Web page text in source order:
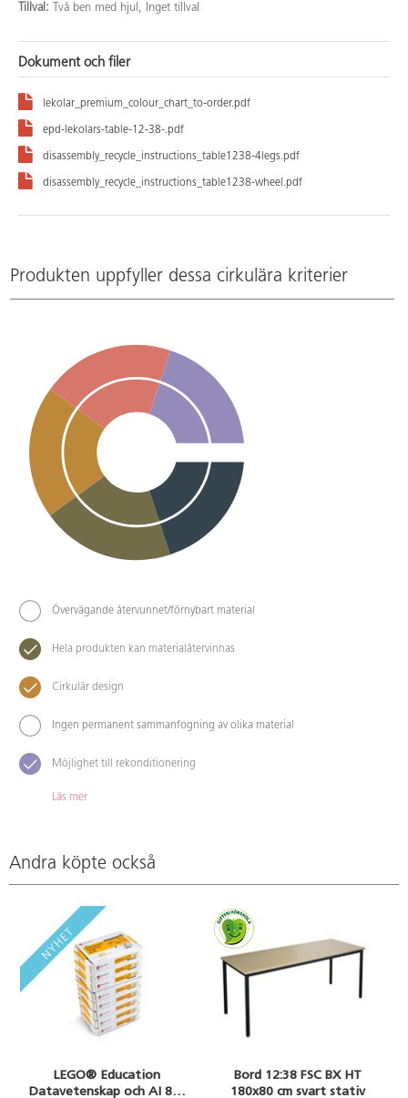
Tillval:
Två ben med hjul, Inget tillval
Dokument och filer
lekolar_premium_colour_chart_to-order.pdf
epd-lekolars-table-12-38-.pdf
disassembly_recycle_instructions_table1238-4legs.pdf
disassembly_recycle_instructions_table1238-wheel.pdf
Produkten uppfyller dessa cirkulära kriterier
Övervägande återvunnet/förnybart material
Hela produkten kan materialåtervinnas
Cirkulär design
Ingen permanent sammanfogning av olika material
Möjlighet till rekonditionering
Läs mer
Andra köpte också
LEGO® Education
Datavetenskap och AI 8+,
Bord 12:38 FSC BX HT
180x80 cm svart stativ